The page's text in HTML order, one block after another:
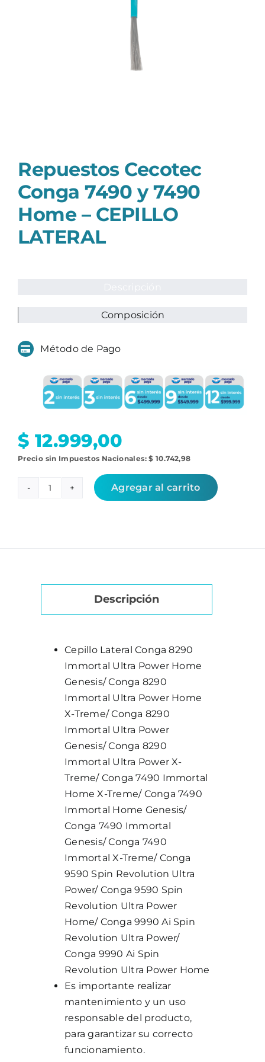
Repuestos Cecotec
Conga 7490 y 7490
Home – CEPILLO
LATERAL
Composición
Método de Pago
$ 12.999,00
Precio sin Impuestos Nacionales:$ 10.742,98
Repuestos
cantidad
Agregar al carrito
Descripción
Cepillo Lateral Conga 8290
Immortal Ultra Power Home
Genesis/ Conga 8290
Immortal Ultra Power Home
X-Treme/ Conga 8290
Immortal Ultra Power
Genesis/ Conga 8290
Immortal Ultra Power X-
Treme/ Conga 7490 Immortal
Home X-Treme/ Conga 7490
Immortal Home Genesis/
Conga 7490 Immortal
Genesis/ Conga 7490
Immortal X-Treme/ Conga
9590 Spin Revolution Ultra
Power/ Conga 9590 Spin
Revolution Ultra Power
Home/ Conga 9990 Ai Spin
Revolution Ultra Power/
Conga 9990 Ai Spin
Revolution Ultra Power Home
Es importante realizar
mantenimiento y un uso
responsable del producto,
para garantizar su correcto
funcionamiento.